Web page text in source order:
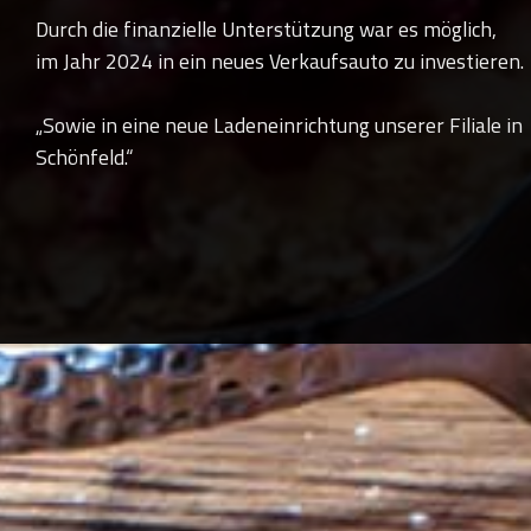
Durch die finanzielle Unterstützung war es möglich,
im Jahr 2024 in ein neues Verkaufsauto zu investieren.
„Sowie in eine neue Ladeneinrichtung unserer Filiale in
Schönfeld.“